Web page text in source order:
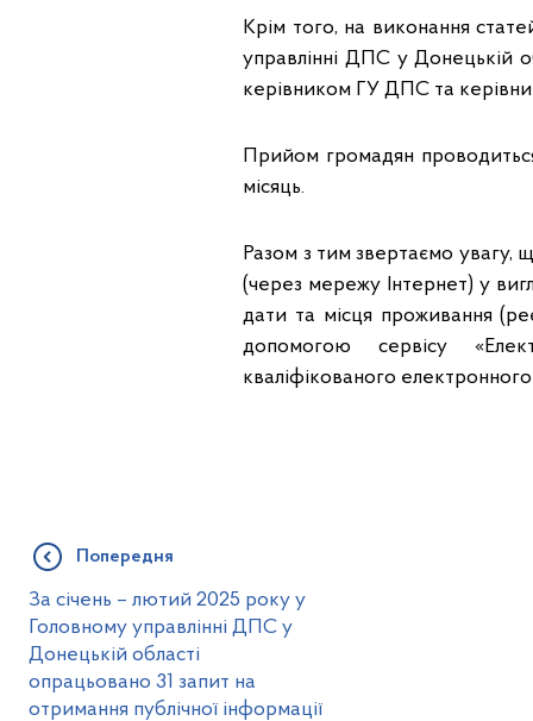
Крім того, на виконання
управлінні ДПС у Донецькій
керівником ГУ ДПС та
Прийом громадян
місяць.
Разом з тим звертаємо увагу,
(через мережу Інтернет) у
дати та місця проживання
допомогою сервісу
кваліфікованого
Попередня
За січень – лютий 2025 року у
Головному управлінні ДПС у
Донецькій області
опрацьовано 31 запит на
отримання публічної інформації